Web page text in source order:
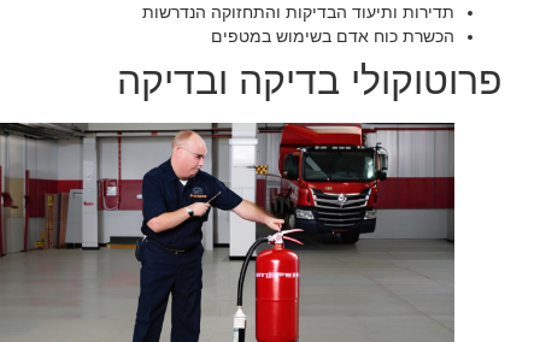
‏תדירות ותיעוד הבדיקות והתחזוקה הנדרשות‏
‏הכשרת כוח אדם בשימוש במטפים‏
‏פרוטוקולי בדיקה ובדיקה‏